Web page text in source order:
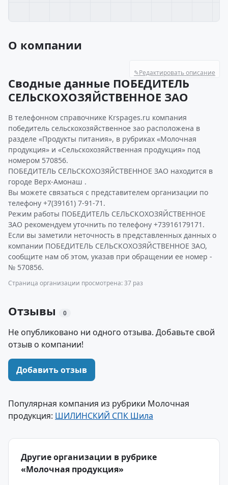
О компании
✎Редактировать описание
Сводные данные ПОБЕДИТЕЛЬ
СЕЛЬСКОХОЗЯЙСТВЕННОЕ ЗАО
В телефонном справочнике Krspages.ru компания
победитель сельскохозяйственное зао расположена в
разделе «Продукты питания», в рубриках «Молочная
продукция» и «Сельскохозяйственная продукция» под
номером 570856.
ПОБЕДИТЕЛЬ СЕЛЬСКОХОЗЯЙСТВЕННОЕ ЗАО находится в
городе Верх-Амонаш .
Вы можете связаться с представителем организации по
телефону +7(39161) 7-91-71.
Режим работы ПОБЕДИТЕЛЬ СЕЛЬСКОХОЗЯЙСТВЕННОЕ
ЗАО рекомендуем уточнить по телефону +73916179171.
Если вы заметили неточность в представленных данных о
компании ПОБЕДИТЕЛЬ СЕЛЬСКОХОЗЯЙСТВЕННОЕ ЗАО,
сообщите нам об этом, указав при обращении ее номер -
№ 570856.
Страница организации просмотрена: 37 раз
Отзывы 0
Не опубликовано ни одного отзыва. Добавьте свой
отзыв о компании!
Добавить отзыв
Популярная компания из рубрики Молочная
продукция: ШИЛИНСКИЙ СПК Шила
Другие организации в рубрике
«Молочная продукция»